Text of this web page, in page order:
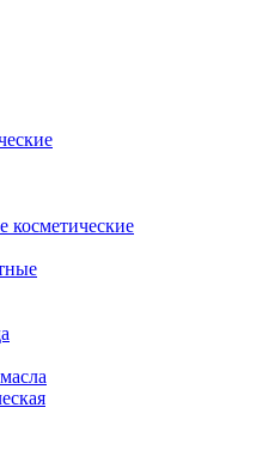
косметические